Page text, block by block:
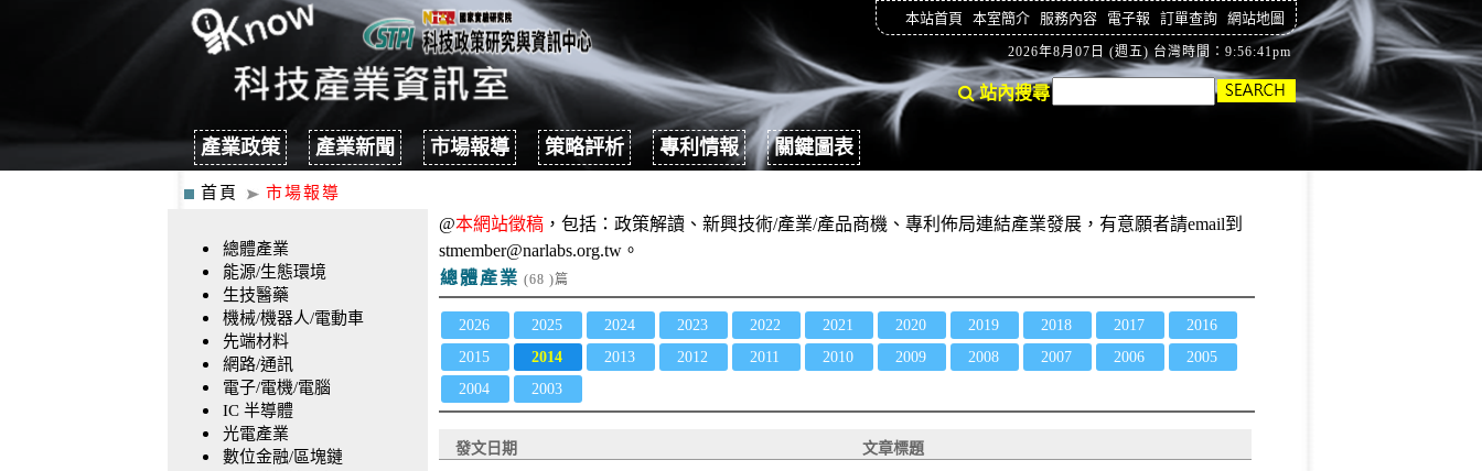
本站首頁 本室簡介 服務內容 電子報 訂單查詢 網站地圖
2026年8月07日 (週五) 台灣時間：9:56:42pm
站內搜尋
產業政策 產業新聞 市場報導 策略評析 專利情報 關鍵圖表
首頁 市場報導
總體產業
能源/生態環境
生技醫藥
機械/機器人/電動車
先端材料
網路/通訊
電子/電機/電腦
IC 半導體
光電產業
數位金融/區塊鏈
@本網站徵稿 ，包括：政策解讀、新興技術/產業/產品商機、專利佈局連結產業發展，有意願者請email到
stmember@narlabs.org.tw。
總體產業 (68 )篇
2026 2025 2024 2023 2022 2021 2020 2019 2018 2017
2016
2015
2014 2013 2012 2011 2010 2009 2008 2007 2006
2005
2004
2003
發文日期 文章標題